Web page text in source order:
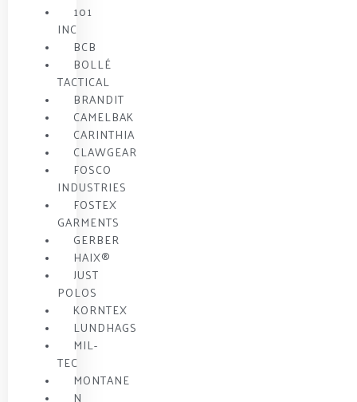
101
INC
BCB
BOLLÉ
TACTICAL
BRANDIT
CAMELBAK
CARINTHIA
CLAWGEAR
FOSCO
INDUSTRIES
FOSTEX
GARMENTS
GERBER
HAIX®
JUST
POLOS
KORNTEX
LUNDHAGS
MIL-
TEC
MONTANE
N